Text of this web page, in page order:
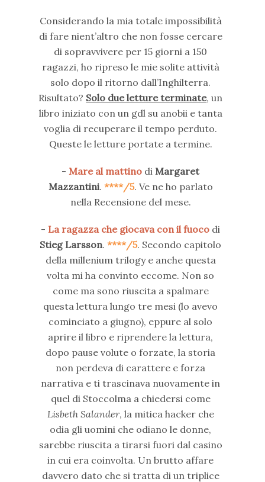
Considerando la mia totale impossibilità
di fare nient’altro che non fosse cercare
di sopravvivere per 15 giorni a 150
ragazzi, ho ripreso le mie solite attività
solo dopo il ritorno dall’Inghilterra.
Risultato? Solo due letture terminate, un
libro iniziato con un gdl su anobii e tanta
voglia di recuperare il tempo perduto.
Queste le letture portate a termine.
- Mare al mattino di Margaret
Mazzantini. ****/5. Ve ne ho parlato
nella Recensione del mese.
- La ragazza che giocava con il fuoco di
Stieg Larsson.****/5. Secondo capitolo
della millenium trilogy e anche questa
volta mi ha convinto eccome. Non so
come ma sono riuscita a spalmare
questa lettura lungo tre mesi (lo avevo
cominciato a giugno), eppure al solo
aprire il libro e riprendere la lettura,
dopo pause volute o forzate, la storia
non perdeva di carattere e forza
narrativa e ti trascinava nuovamente in
quel di Stoccolma a chiedersi come
Lisbeth Salander, la mitica hacker che
odia gli uomini che odiano le donne,
sarebbe riuscita a tirarsi fuori dal casino
in cui era coinvolta. Un brutto affare
davvero dato che si tratta di un triplice